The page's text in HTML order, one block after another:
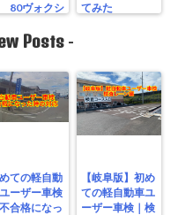
80ヴォクシ
てみた
Posts -
ての軽自動
ーザー車検
不合格になっ
【岐阜版】初め
ての軽自動車ユ
ーザー車検｜検